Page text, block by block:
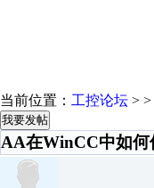
当前位置： 工控论坛 > >
我要发帖
AA在WinCC中如